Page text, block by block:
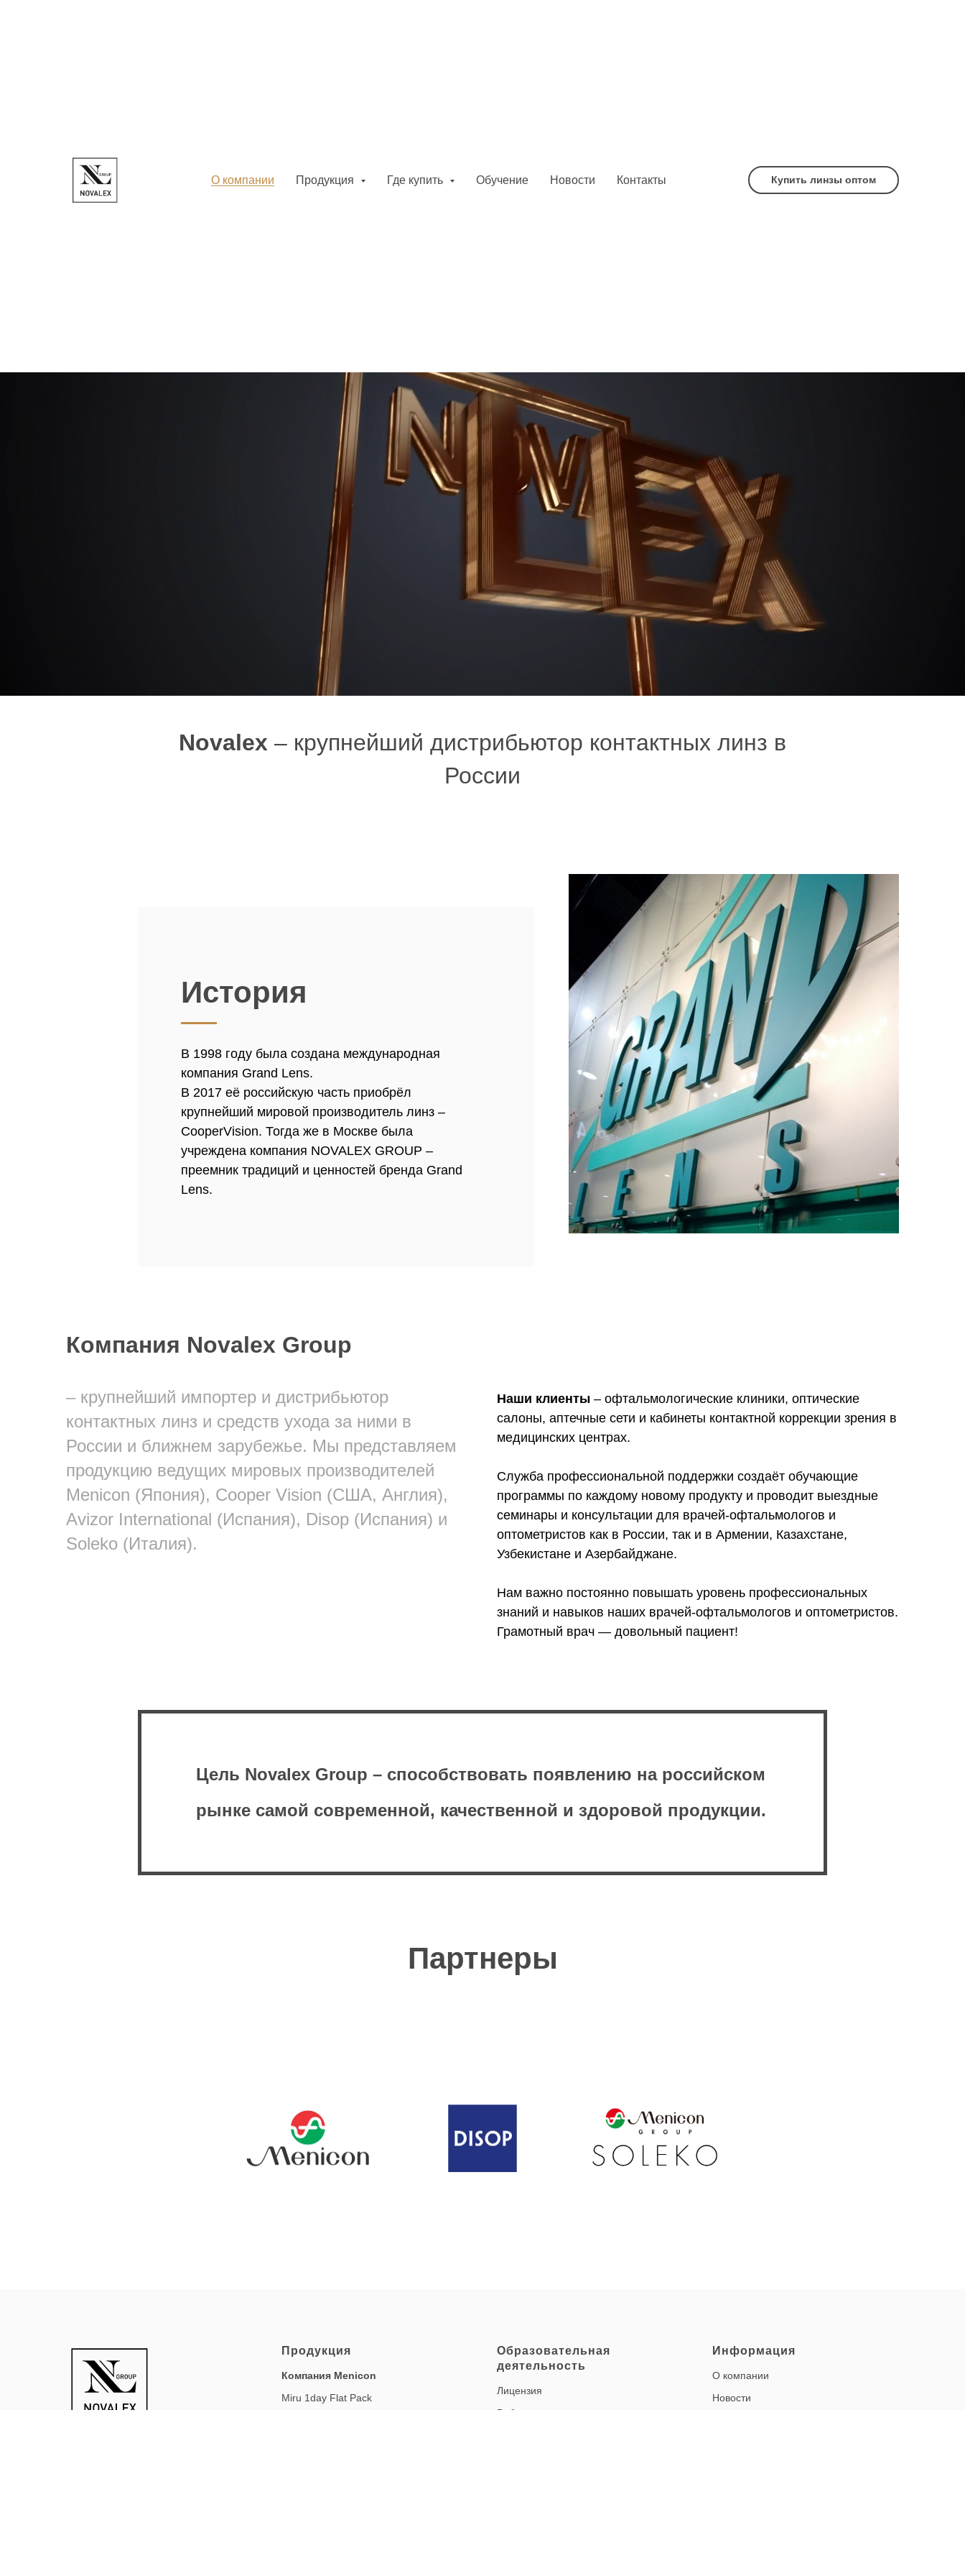
О компании Продукция Где купить Обучение Новости Контакты Купить линзы оптом
Novalex – крупнейший дистрибьютор контактных линз в
России
История
В 1998 году была создана международная
компания Grand Lens.
В 2017 её российскую часть приобрёл
крупнейший мировой производитель линз –
CooperVision. Тогда же в Москве была
учреждена компания NOVALEX GROUP –
преемник традиций и ценностей бренда Grand
Lens.
Компания Novalex Group
– крупнейший импортер и дистрибьютор
контактных линз и средств ухода за ними в
России и ближнем зарубежье. Мы представляем
продукцию ведущих мировых производителей
Menicon (Япония), Cooper Vision (США, Англия),
Avizor International (Испания), Disop (Испания) и
Soleko (Италия).
Наши клиенты – офтальмологические клиники, оптические
салоны, аптечные сети и кабинеты контактной коррекции зрения в
медицинских центрах.
Служба профессиональной поддержки создаёт обучающие
программы по каждому новому продукту и проводит выездные
семинары и консультации для врачей-офтальмологов и
оптометристов как в России, так и в Армении, Казахстане,
Узбекистане и Азербайджане.
Нам важно постоянно повышать уровень профессиональных
знаний и навыков наших врачей-офтальмологов и оптометристов.
Грамотный врач — довольный пациент!
Цель Novalex Group – способствовать появлению на российском
рынке самой современной, качественной и здоровой продукции.
Партнеры
Продукция
Компания Menicon
Miru 1day Flat Pack
Образовательная
деятельность
Лицензия
Вебинары
Информация
О компании
Новости